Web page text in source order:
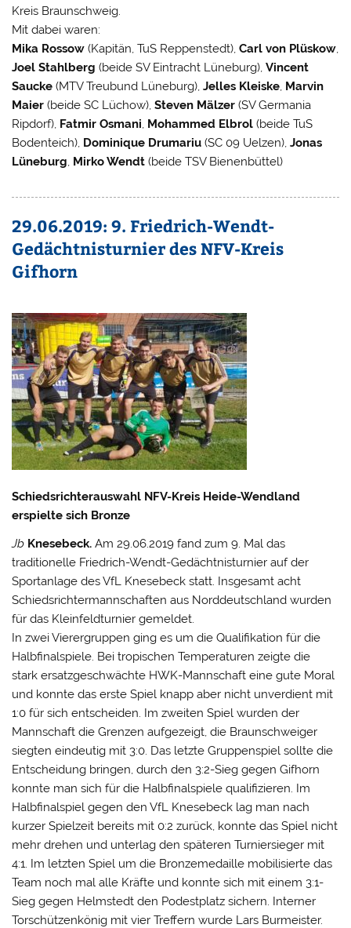
Kreis Braunschweig.
Mit dabei waren:
Mika Rossow (Kapitän, TuS Reppenstedt),Carl von Plüskow,
Joel Stahlberg (beide SV Eintracht Lüneburg),Vincent
Saucke (MTV Treubund Lüneburg),Jelles Kleiske, Marvin
Maier (beide SC Lüchow),Steven Mälzer (SV Germania
Ripdorf), Fatmir Osmani, Mohammed Elbrol (beide TuS
Bodenteich), Dominique Drumariu (SC 09 Uelzen),Jonas
Lüneburg, Mirko Wendt (beide TSV Bienenbüttel)
29.06.2019: 9. Friedrich-Wendt-
Gedächtnisturnier des NFV-Kreis
Gifhorn
Schiedsrichterauswahl NFV-Kreis Heide-Wendland
erspielte sich Bronze
Jb Knesebeck. Am 29.06.2019 fand zum 9. Mal das
traditionelle Friedrich-Wendt-Gedächtnisturnier auf der
Sportanlage des VfL Knesebeck statt. Insgesamt acht
Schiedsrichtermannschaften aus Norddeutschland wurden
für das Kleinfeldturnier gemeldet.
In zwei Vierergruppen ging es um die Qualifikation für die
Halbfinalspiele. Bei tropischen Temperaturen zeigte die
stark ersatzgeschwächte HWK-Mannschaft eine gute Moral
und konnte das erste Spiel knapp aber nicht unverdient mit
1:0 für sich entscheiden. Im zweiten Spiel wurden der
Mannschaft die Grenzen aufgezeigt, die Braunschweiger
siegten eindeutig mit 3:0. Das letzte Gruppenspiel sollte die
Entscheidung bringen, durch den 3:2-Sieg gegen Gifhorn
konnte man sich für die Halbfinalspiele qualifizieren. Im
Halbfinalspiel gegen den VfL Knesebeck lag man nach
kurzer Spielzeit bereits mit 0:2 zurück, konnte das Spiel nicht
mehr drehen und unterlag den späteren Turniersieger mit
4:1. Im letzten Spiel um die Bronzemedaille mobilisierte das
Team noch mal alle Kräfte und konnte sich mit einem 3:1-
Sieg gegen Helmstedt den Podestplatz sichern. Interner
Torschützenkönig mit vier Treffern wurde Lars Burmeister.